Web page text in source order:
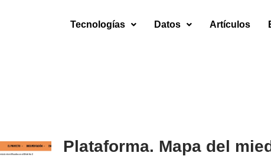
Tecnologías Datos Artículos
Plataforma. Mapa del